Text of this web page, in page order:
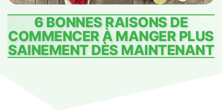
6 BONNES RAISONS DE
COMMENCER À MANGER PLUS
SAINEMENT DÈS MAINTENANT